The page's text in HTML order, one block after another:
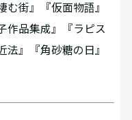
街』『仮面物語』
作品集成』『ラピス
』『角砂糖の日』